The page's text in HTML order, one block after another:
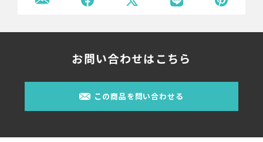
お問い合わせはこちら
この商品を問い合わせる